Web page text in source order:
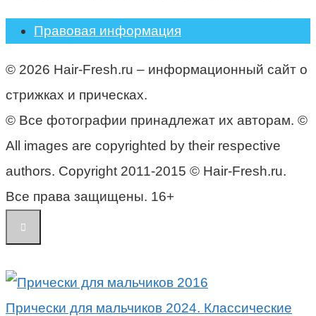
Правовая информация
© 2026 Hair-Fresh.ru – информационный сайт о
стрижках и прическах.
© Все фотографии принадлежат их авторам. ©
All images are copyrighted by their respective
authors. Copyright 2011-2015 © Hair-Fresh.ru.
Все права защищены. 16+
Прически для мальчиков 2024. Классические